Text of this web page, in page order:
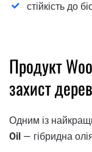
стійкість до
Продукт
захист
Одним із
Oil — гібридна